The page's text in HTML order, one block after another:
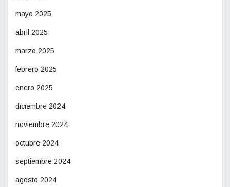
mayo 2025
abril 2025
marzo 2025
febrero 2025
enero 2025
diciembre 2024
noviembre 2024
octubre 2024
septiembre 2024
agosto 2024